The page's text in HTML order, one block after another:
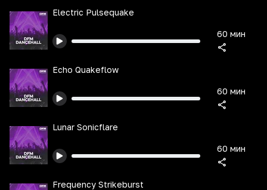
Electric Pulsequake
60 мин
Echo Quakeflow
60 мин
Lunar Sonicflare
60 мин
Frequency Strikeburst